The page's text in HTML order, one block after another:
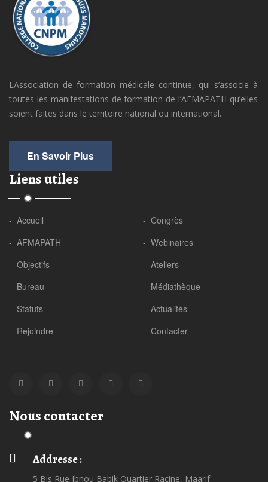
LAssociation de formation médicale continue, qui s’associe à
toutes les manifestations de formation de l’AFMAPATH qu’elles
soient faites dans le territoire national ou international.
En Savoir Plus
Liens utiles
- Accueil
- AFMAPATH
- Objectifs
- Bureau
- Statuts
- Rejoindre
- Congrès
- Webinaires
- Ateliers
- Médiathèque
- Actualités
- Contacter
Nous contacter
Addresse :
5 Bis Rue Ibnou Babik Quartier Racine, Maarif -